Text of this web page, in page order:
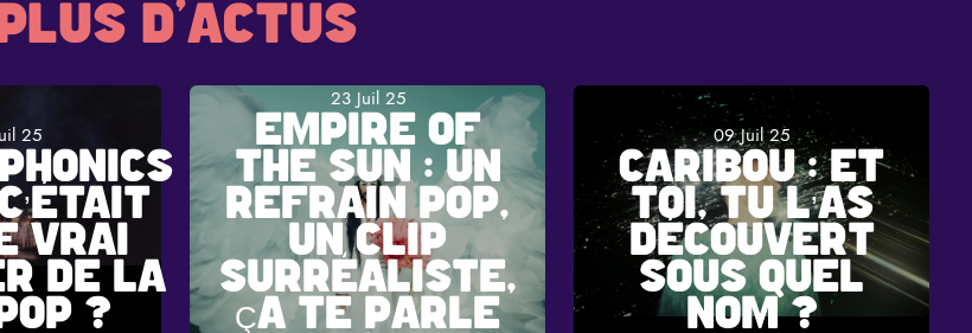
D'ACTUS
25
VRAI
DE LA
?
23 Juil 25
EMPIRE OF
THE SUN : UN
REFRAIN POP,
UN CLIP
SURRÉALISTE,
ÇA TE PARLE
09 Juil 25
CARIBOU : ET
TOI, TU L’AS
DÉCOUVERT
SOUS QUEL
NOM ?